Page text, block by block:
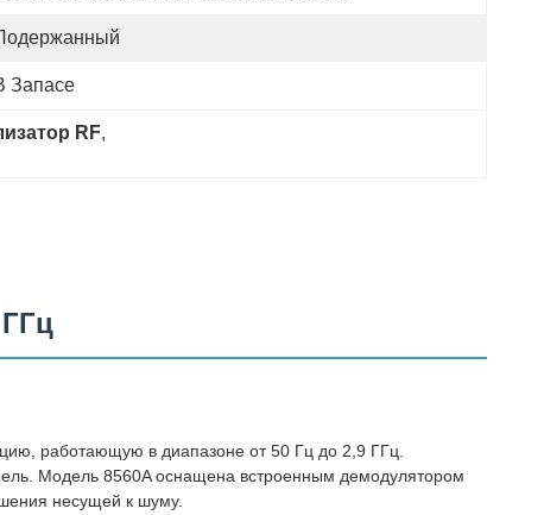
Запасе
RF,
работающую в диапазоне от 50 Гц до 2,9 ГГц.
Модель 8560A оснащена встроенным демодулятором
несущей к шуму.